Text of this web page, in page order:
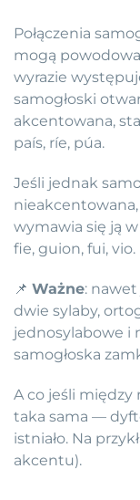
Połączenia
mogą
wyrazie
samogłoski
akcentowana,
país, ríe, púa.
Jeśli jednak
wymawia się ją
fie, guion, fui, vio.
📌 Ważne:
dwie sylaby,
jednosylabowe i
samogłoska
A co jeśli między
taka sama —
istniało. Na
akcentu).